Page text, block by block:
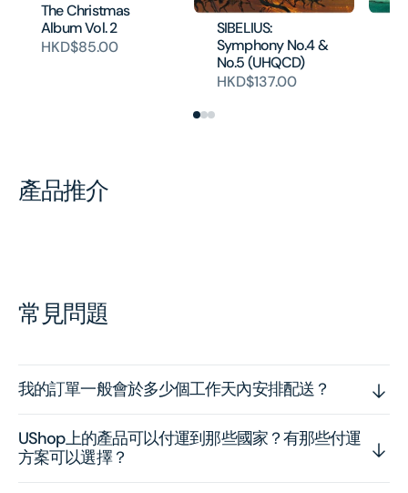
The Christmas
Album Vol. 2
HKD$85.00
SIBELIUS:
Symphony No.4 &
No.5 (UHQCD)
HKD$137.00
產品推介
常見問題
我的訂單一般會於多少個工作天內安排配送？
UShop上的產品可以付運到那些國家？有那些付運
方案可以選擇？